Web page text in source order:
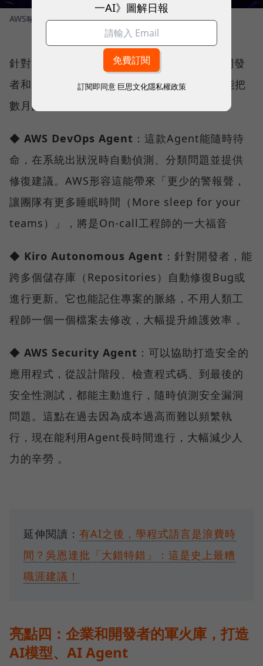
AWS喊出全新的Frontier Agent概念 圖／ 隋昱嬋攝影
針對這個新概念，AWS率先發布了三款針對開發
者和工程師的實用型Frontier Agent，甚至能把
數月的工作減少到幾個小時：
◆ AWS DevOps Agent ：這款Agent能隨時待
命，在系統出狀況時自動偵測、分類問題並提供
修復建議。AWS形容這能帶來「更少的警報聲，
讓團隊有更多睡眠時間（More sleep for your
teams）」，將是On-call工程師的一大福音
◆ Kiro Autonomous Agent ：針對開發者，能
跨多個儲存庫（Repositories）自動修復Bug或
進行更新。它也能記住專案的脈絡，不用人類工
程師一個一個檔案去修改，大幅提升維護效率 。
◆ AWS Security Agent ：可以協助打造安全的
應用程式，從設計階段、檢查程式碼、到最後的
安全性測試，都能主動進行，隨時偵測安全漏洞
問題。這點在過去因為成本過高而難以頻繁執
行，現在能利用Agent長時間進行，大幅減少人
力的辛勞 。
延伸閱讀： 有AI之後，學程式語言是浪費時
間？吳恩達批「大錯特錯」：這是史上最糟
職涯建議！
亮點四：企業和開發者的軍火庫，打造
AI模型、AI Agent
一AI》圖解日報
訂閱即同意 巨思文化隱私權政策